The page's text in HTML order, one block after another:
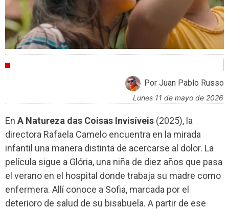
Por Juan Pablo Russo
lunes 11 de mayo de 2026
En A Natureza das Coisas Invisíveis (2025), la
directora Rafaela Camelo encuentra en la mirada
infantil una manera distinta de acercarse al dolor. La
película sigue a Glória, una niña de diez años que pasa
el verano en el hospital donde trabaja su madre como
enfermera. Allí conoce a Sofia, marcada por el
deterioro de salud de su bisabuela. A partir de ese